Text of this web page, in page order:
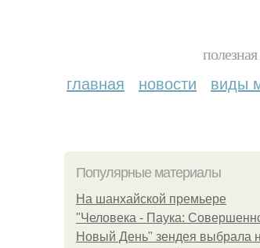
главная новости виды
Популярные материалы
На шанхайской премьере
"Человека - Паука:
Новый День" зендея выбрала